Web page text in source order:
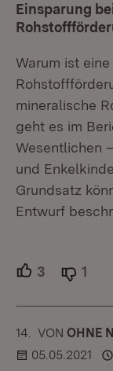
Einsparung
Warum ist
mineralische
geht es im
Wesentlichen
und
Grundsatz
Entwurf
3 1
14. KOMMENTAR
VON :OHNE
05.05.2021